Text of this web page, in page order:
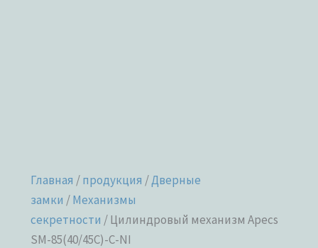
Главная /продукция /Дверные
замки /Механизмы
секретности / Цилиндровый механизм Apecs
SM-85(40/45C)-C-NI